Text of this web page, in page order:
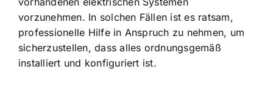
vorzunehmen. In solchen Fällen ist es ratsam,
professionelle Hilfe in Anspruch zu nehmen, um
sicherzustellen, dass alles ordnungsgemäß
installiert und konfiguriert ist.